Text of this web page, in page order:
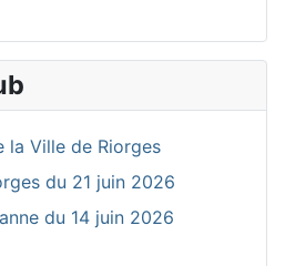
la Ville de Riorges
du 21 juin 2026
du 14 juin 2026